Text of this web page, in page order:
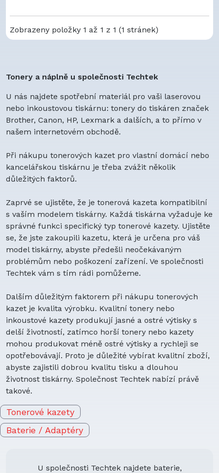
Zobrazeny položky 1 až 1 z 1 (1 stránek)
Tonery a náplně u společnosti Techtek
U nás najdete spotřební materiál pro vaši laserovou
nebo inkoustovou tiskárnu: tonery do tiskáren značek
Brother, Canon, HP, Lexmark a dalších, a to přímo v
našem internetovém obchodě.
Při nákupu tonerových kazet pro vlastní domácí nebo
kancelářskou tiskárnu je třeba zvážit několik
důležitých faktorů.
Zaprvé se ujistěte, že je tonerová kazeta kompatibilní
s vaším modelem tiskárny. Každá tiskárna vyžaduje ke
správné funkci specifický typ tonerové kazety. Ujistěte
se, že jste zakoupili kazetu, která je určena pro váš
model tiskárny, abyste předešli neočekávaným
problémům nebo poškození zařízení. Ve společnosti
Techtek vám s tím rádi pomůžeme.
Dalším důležitým faktorem při nákupu tonerových
kazet je kvalita výrobku. Kvalitní tonery nebo
inkoustové kazety produkují jasné a ostré výtisky s
delší životností, zatímco horší tonery nebo kazety
mohou produkovat méně ostré výtisky a rychleji se
opotřebovávají. Proto je důležité vybírat kvalitní zboží,
abyste zajistili dobrou kvalitu tisku a dlouhou
životnost tiskárny. Společnost Techtek nabízí právě
takové.
Tonerové kazety
Baterie / Adaptéry
U společnosti Techtek najdete baterie,